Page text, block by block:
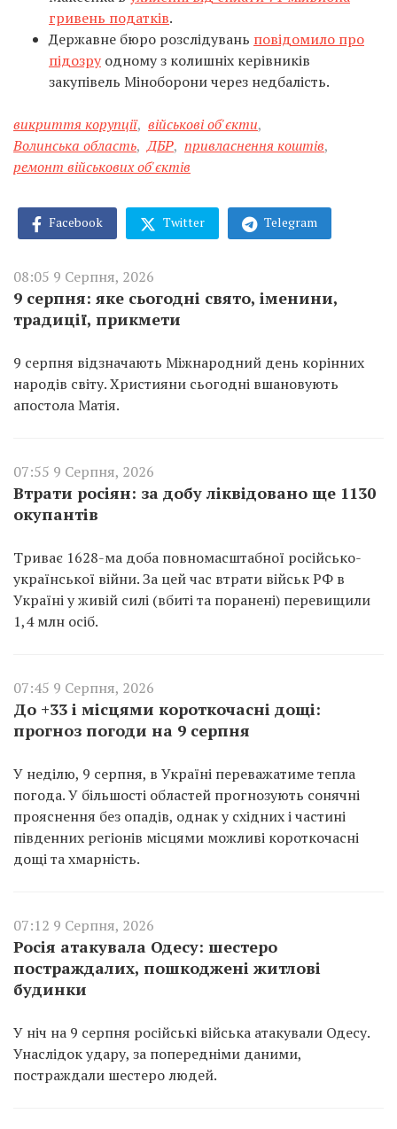
гривень податків.
Державне бюро розслідувань повідомило про
підозру одному з колишніх керівників
закупівель Міноборони через недбалість.
викриття корупції, військові об'єкти,
Волинська область, ДБР, привласнення коштів,
ремонт військових об'єктів
Facebook Twitter Telegram
08:05 9 Серпня, 2026
9 серпня: яке сьогодні свято, іменини,
традиції, прикмети
9 серпня відзначають Міжнародний день корінних
народів світу. Християни сьогодні вшановують
апостола Матія.
07:55 9 Серпня, 2026
Втрати росіян: за добу ліквідовано ще 1130
окупантів
Триває 1628-ма доба повномасштабної російсько-
української війни. За цей час втрати військ РФ в
Україні у живій силі (вбиті та поранені) перевищили
1,4 млн осіб.
07:45 9 Серпня, 2026
До +33 і місцями короткочасні дощі:
прогноз погоди на 9 серпня
У неділю, 9 серпня, в Україні переважатиме тепла
погода. У більшості областей прогнозують сонячні
прояснення без опадів, однак у східних і частині
південних регіонів місцями можливі короткочасні
дощі та хмарність.
07:12 9 Серпня, 2026
Росія атакувала Одесу: шестеро
постраждалих, пошкоджені житлові
будинки
У ніч на 9 серпня російські війська атакували Одесу.
Унаслідок удару, за попередніми даними,
постраждали шестеро людей.